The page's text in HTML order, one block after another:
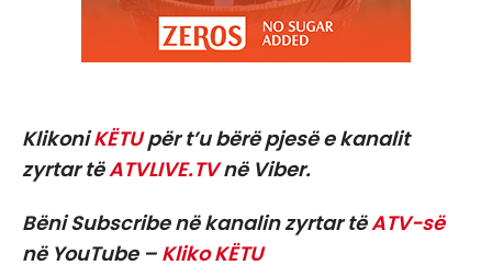
KlikoniKËTUpër t’u bërë pjesë e kanalit
zyrtar tëATVLIVE.TVnë Viber.
Bëni Subscribe në kanalin zyrtar tëATV-së
në YouTube – Kliko KËTU